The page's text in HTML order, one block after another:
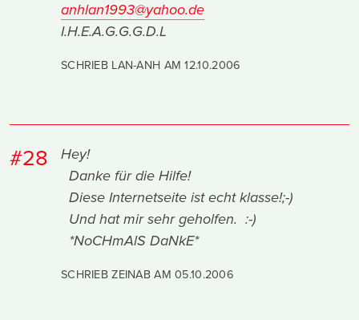
anhlan1993@yahoo.de
I.H.E.A.G.G.G.D.L
SCHRIEB LAN-ANH AM12.10.2006
#28
Hey!
Danke für die Hilfe!
Diese Internetseite ist echt klasse!;-)
Und hat mir sehr geholfen. :-)
*NoCHmAlS DaNkE*
SCHRIEB ZEINAB AM05.10.2006